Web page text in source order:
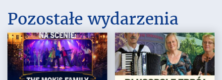
Pozostałe wydarzenia